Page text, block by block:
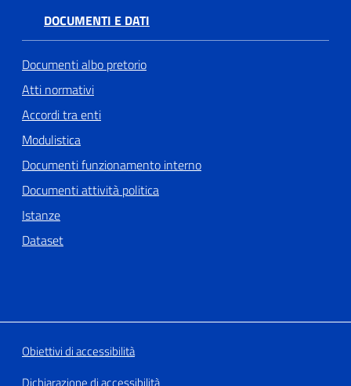
DOCUMENTI E DATI
Documenti albo pretorio
Atti normativi
Accordi tra enti
Modulistica
Documenti funzionamento interno
Documenti attività politica
Istanze
Dataset
Obiettivi di accessibilità
Dichiarazione di accessibilità